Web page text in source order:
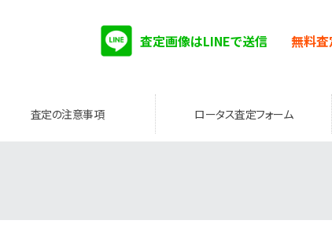
査定画像はLINEで送信 無料査
査定の注意事項 ロータス査定フォーム